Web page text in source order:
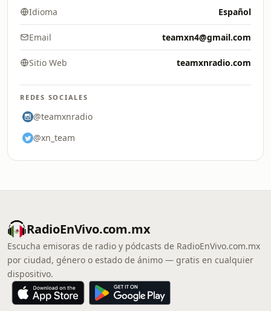
Idioma Español
Email teamxn4@gmail.com
Sitio Web teamxnradio.com
REDES SOCIALES
@teamxnradio
@xn_team
RadioEnVivo.com.mx
Escucha emisoras de radio y pódcasts de RadioEnVivo.com.mx
por ciudad, género o estado de ánimo — gratis en cualquier
dispositivo.